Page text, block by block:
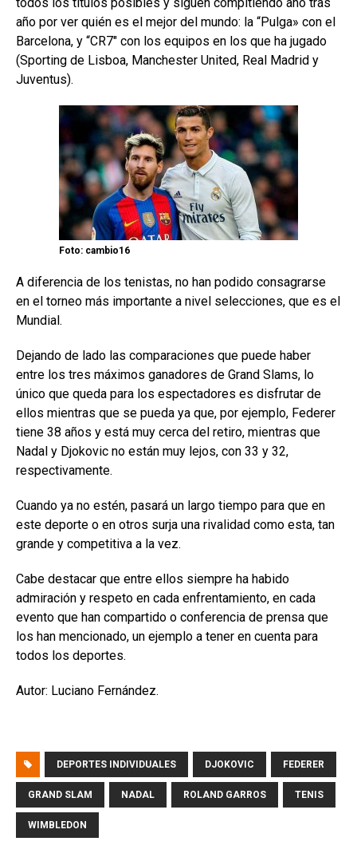
año por ver quién es el mejor del mundo: la “Pulga» con el
Barcelona, y “CR7″ con los equipos en los que ha jugado
(Sporting de Lisboa, Manchester United, Real Madrid y
Juventus).
Foto: cambio16
A diferencia de los tenistas, no han podido consagrarse
en el torneo más importante a nivel selecciones, que es el
Mundial.
Dejando de lado las comparaciones que puede haber
entre los tres máximos ganadores de Grand Slams, lo
único que queda para los espectadores es disfrutar de
ellos mientras que se pueda ya que, por ejemplo, Federer
tiene 38 años y está muy cerca del retiro, mientras que
Nadal y Djokovic no están muy lejos, con 33 y 32,
respectivamente.
Cuando ya no estén, pasará un largo tiempo para que en
este deporte o en otros surja una rivalidad como esta, tan
grande y competitiva a la vez.
Cabe destacar que entre ellos siempre ha habido
admiración y respeto en cada enfrentamiento, en cada
evento que han compartido o conferencia de prensa que
los han mencionado, un ejemplo a tener en cuenta para
todos los deportes.
Autor: Luciano Fernández.
DEPORTES INDIVIDUALES DJOKOVIC FEDERER
GRAND SLAM NADAL ROLAND GARROS TENIS
WIMBLEDON